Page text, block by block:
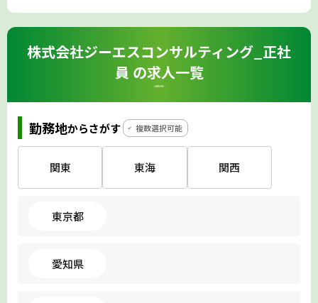
株式会社ジーエスコンサルティング_正社
員 の求人一覧
CAREERS
勤務地からさがす 複数選択可能
関東 東海 関西
東京都
愛知県